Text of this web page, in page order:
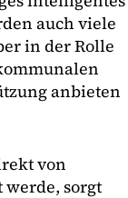
auch viele
in der Rolle
anbieten
von
sorgt